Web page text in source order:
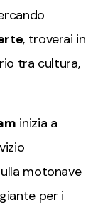
, troverai in
tra cultura,
inizia a
motonave
per i